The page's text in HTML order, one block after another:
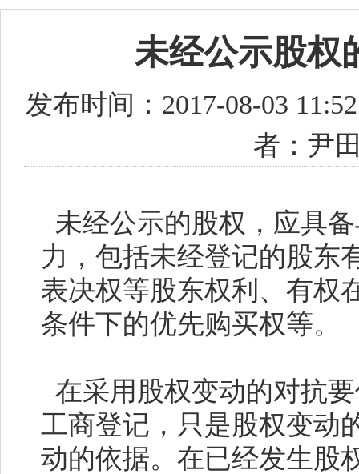
未经公示股权
发布时间：2017-08-03
者：尹
未经公示的股权，应具
力，包括未经登记的股东
表决权等股东权利、有权
条件下的优先购买权等。
在采用股权变动的对抗
工商登记，只是股权变动
动的依据。在已经发生股